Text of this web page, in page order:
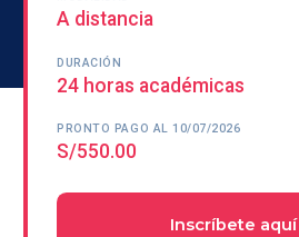
A distancia
DURACIÓN
24 horas académicas
PRONTO PAGO AL 10/07/2026
S/550.00
Inscríbete aquí